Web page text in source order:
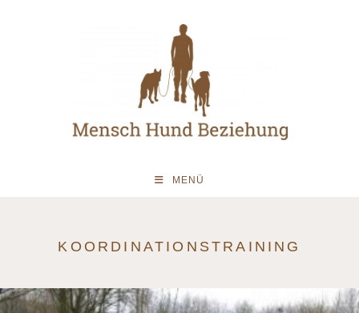
MENÜ
KOORDINATIONSTRAINING